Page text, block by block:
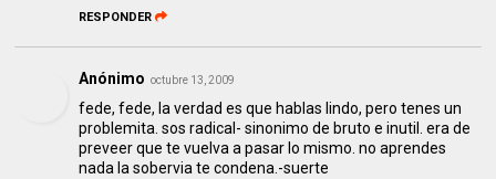
RESPONDER
Anónimo octubre 13, 2009
fede, fede, la verdad es que hablas lindo, pero tenes un
problemita. sos radical- sinonimo de bruto e inutil. era de
preveer que te vuelva a pasar lo mismo. no aprendes
nada la sobervia te condena.-suerte